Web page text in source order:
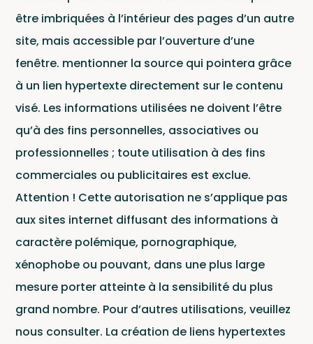
être imbriquées à l’intérieur des pages d’un autre
site, mais accessible par l’ouverture d’une
fenêtre. mentionner la source qui pointera grâce
à un lien hypertexte directement sur le contenu
visé. Les informations utilisées ne doivent l’être
qu’à des fins personnelles, associatives ou
professionnelles ; toute utilisation à des fins
commerciales ou publicitaires est exclue.
Attention ! Cette autorisation ne s’applique pas
aux sites internet diffusant des informations à
caractère polémique, pornographique,
xénophobe ou pouvant, dans une plus large
mesure porter atteinte à la sensibilité du plus
grand nombre. Pour d’autres utilisations, veuillez
nous consulter. La création de liens hypertextes